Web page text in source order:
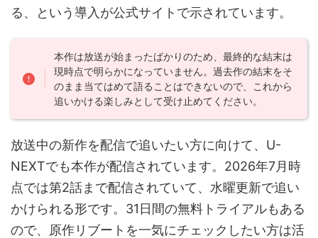
る、という導入が公式サイトで示されています。
本作は放送が始まったばかりのため、最終的な結末は
現時点で明らかになっていません。過去作の結末をそ
のまま当てはめて語ることはできないので、これから
追いかける楽しみとして受け止めてください。
放送中の新作を配信で追いたい方に向けて、U-
NEXTでも本作が配信されています。2026年7月時
点では第2話まで配信されていて、水曜更新で追い
かけられる形です。31日間の無料トライアルもある
ので、原作リブートを一気にチェックしたい方は活